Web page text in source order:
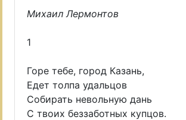
Михаил Лермонтов
1
Горе тебе, город Казань,
Едет толпа удальцов
Собирать невольную дань
С твоих беззаботных купцов.